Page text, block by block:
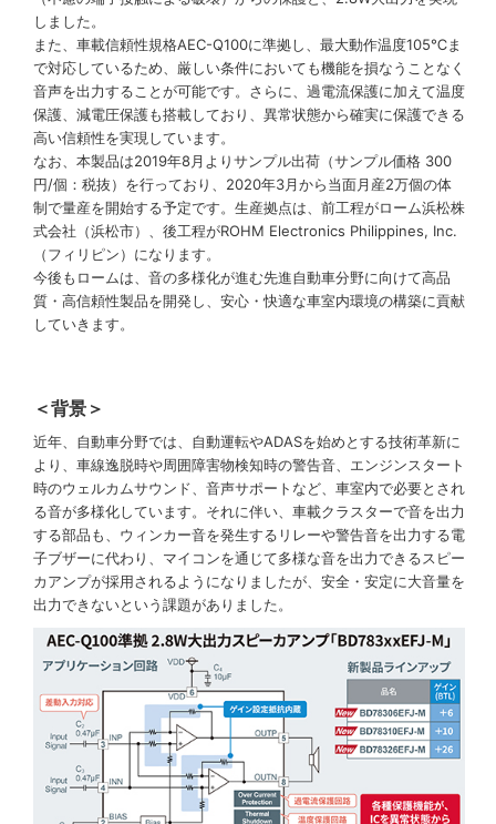
しました。
また、車載信頼性規格AEC-Q100に準拠し、最大動作温度105℃ま
で対応しているため、厳しい条件においても機能を損なうことなく
音声を出力することが可能です。さらに、過電流保護に加えて温度
保護、減電圧保護も搭載しており、異常状態から確実に保護できる
高い信頼性を実現しています。
なお、本製品は2019年8月よりサンプル出荷（サンプル価格 300
円/個：税抜）を行っており、2020年3月から当面月産2万個の体
制で量産を開始する予定です。生産拠点は、前工程がローム浜松株
式会社（浜松市）、後工程がROHM Electronics Philippines, Inc.
（フィリピン）になります。
今後もロームは、音の多様化が進む先進自動車分野に向けて高品
質・高信頼性製品を開発し、安心・快適な車室内環境の構築に貢献
していきます。
＜背景＞
近年、自動車分野では、自動運転やADASを始めとする技術革新に
より、車線逸脱時や周囲障害物検知時の警告音、エンジンスタート
時のウェルカムサウンド、音声サポートなど、車室内で必要とされ
る音が多様化しています。それに伴い、車載クラスターで音を出力
する部品も、ウィンカー音を発生するリレーや警告音を出力する電
子ブザーに代わり、マイコンを通じて多様な音を出力できるスピー
カアンプが採用されるようになりましたが、安全・安定に大音量を
出力できないという課題がありました。